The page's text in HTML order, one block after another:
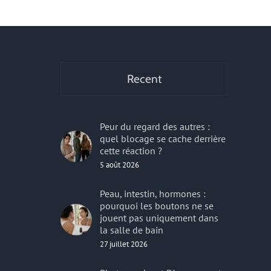
Recent
Peur du regard des autres :
quel blocage se cache derrière
cette réaction ?
5 août 2026
Peau, intestin, hormones :
pourquoi les boutons ne se
jouent pas uniquement dans
la salle de bain
27 juillet 2026